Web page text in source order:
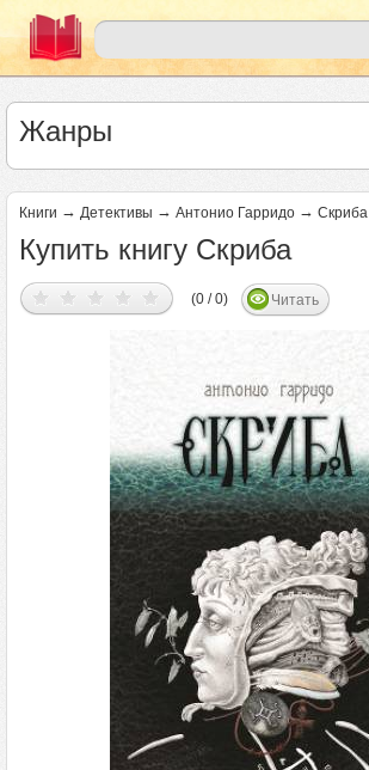
Жанры
Книги → Детективы → Антонио Гарридо → Скриба
Купить книгу Скриба
(0 / 0) Читать